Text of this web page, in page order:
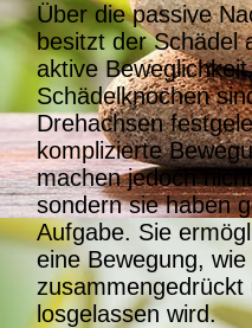
Über die passive
besitzt der Schädel
aktive
Schädelknochen
Drehachsen
komplizierte
machen jedoch
sondern sie haben
Aufgabe. Sie
eine Bewegung,
zusammengedrückt
losgelassen wird.